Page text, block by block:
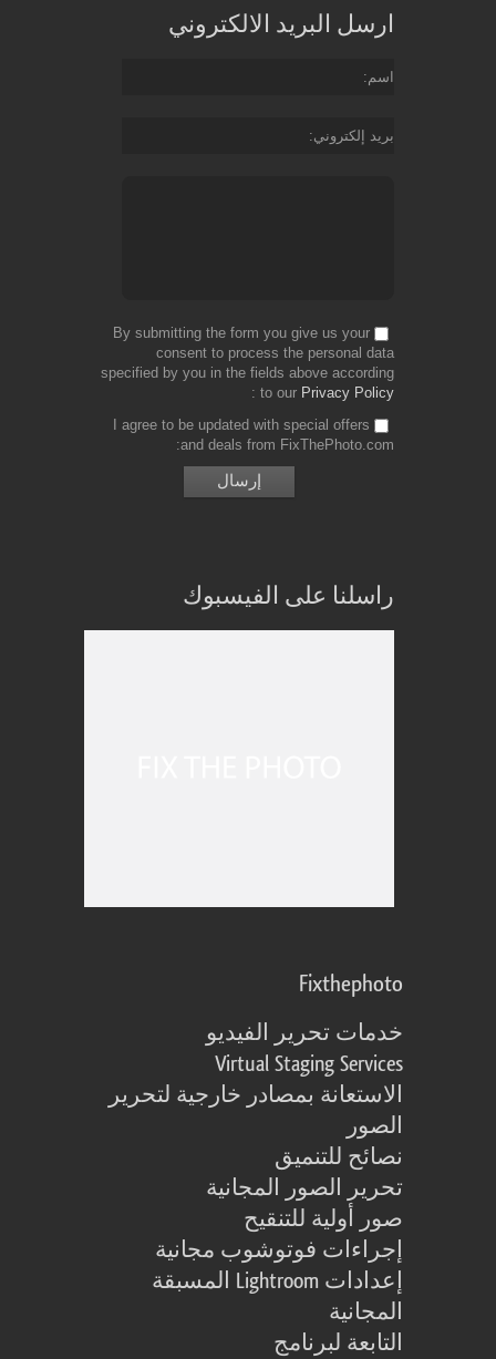
ارسل البريد الالكتروني
اسم
بريد إلكتروني
By submitting the form you give us your
consent to process the personal data
specified by you in the fields above according
to our Privacy Policy
I agree to be updated with special offers
and deals from FixThePhoto.com
راسلنا على الفيسبوك
Fixthephoto
خدمات تحرير الفيديو
Virtual Staging Services
الاستعانة بمصادر خارجية لتحرير
الصور
نصائح للتنميق
تحرير الصور المجانية
صور أولية للتنقيح
إجراءات فوتوشوب مجانية
إعدادات Lightroom المسبقة
المجانية
التابعة لبرنامج